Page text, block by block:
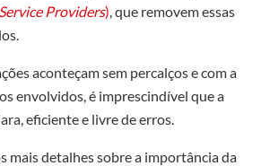
Providers),que removem essas
.
aconteçamsem percalços e com a
envolvidos, é imprescindível que a
eficiente e livre de erros.
mais detalhes sobre a importância da